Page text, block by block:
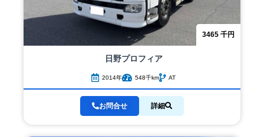
3465 千円
日野プロフィア
2014年 548千km AT
お問合せ 詳細